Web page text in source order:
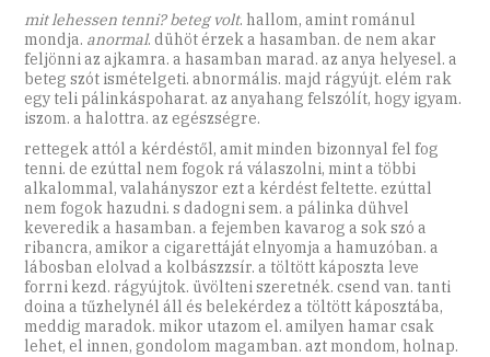
mit lehessen tenni? beteg volt. hallom, amint románul
mondja. anormal. dühöt érzek a hasamban. de nem akar
feljönni az ajkamra. a hasamban marad. az anya helyesel. a
beteg szót ismételgeti. abnormális. majd rágyújt. elém rak
egy teli pálinkáspoharat. az anyahang felszólít, hogy igyam.
iszom. a halottra. az egészségre.
rettegek attól a kérdéstől, amit minden bizonnyal fel fog
tenni. de ezúttal nem fogok rá válaszolni, mint a többi
alkalommal, valahányszor ezt a kérdést feltette. ezúttal
nem fogok hazudni. s dadogni sem. a pálinka dühvel
keveredik a hasamban. a fejemben kavarog a sok szó a
ribancra, amikor a cigarettáját elnyomja a hamuzóban. a
lábosban elolvad a kolbászzsír. a töltött káposzta leve
forrni kezd. rágyújtok. üvölteni szeretnék. csend van. tanti
doina a tűzhelynél áll és belekérdez a töltött káposztába,
meddig maradok. mikor utazom el. amilyen hamar csak
lehet, el innen, gondolom magamban. azt mondom, holnap.